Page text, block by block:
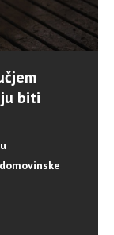
biti